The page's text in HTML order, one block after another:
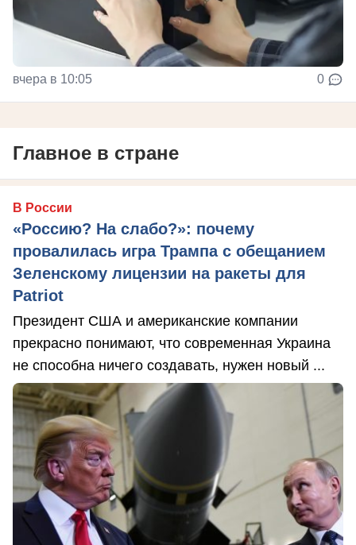
вчера в 10:05 0
Главное в стране
В России
«Россию? На слабо?»: почему
провалилась игра Трампа с обещанием
Зеленскому лицензии на ракеты для
Patriot
Президент США и американские компании
прекрасно понимают, что современная Украина
не способна ничего создавать, нужен новый ...